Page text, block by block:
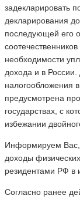
задекларировать
декларирования
последующей его
необходимости
дохода и в
налогообложения
предусмотрена
государствах, с
избежании
Информируем Вас,
доходы
резидентами РФ в
Согласно ранее